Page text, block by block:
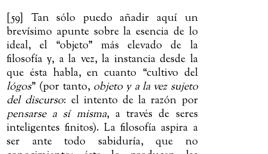
[59] Tan sólo puedo añadir aquí un
brevísimo apunte sobre la esencia de lo
ideal, el “objeto” más elevado de la
filosofía y, a la vez, la instancia desde la
que ésta habla, en cuanto “cultivo del
lógos” (por tanto, objeto y a la vez sujeto
del discurso: el intento de la razón por
pensarse a sí misma, a través de seres
inteligentes finitos). La filosofía aspira a
ser ante todo sabiduría, que no